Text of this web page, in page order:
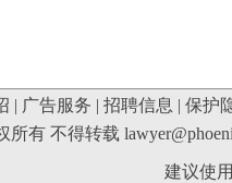
| 广告服务 | 招聘信息 | 保护
所有 不得转载
建议使